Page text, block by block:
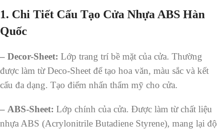
1. Chi Tiết Cấu Tạo Cửa Nhựa ABS Hàn
Quốc
– Decor-Sheet: Lớp trang trí bề mặt của cửa. Thường
được làm từ Deco-Sheet để tạo hoa văn, màu sắc và kết
cấu đa dạng. Tạo điểm nhấn thẩm mỹ cho cửa.
– ABS-Sheet: Lớp chính của cửa. Được làm từ chất liệu
nhựa ABS (Acrylonitrile Butadiene Styrene), mang lại độ